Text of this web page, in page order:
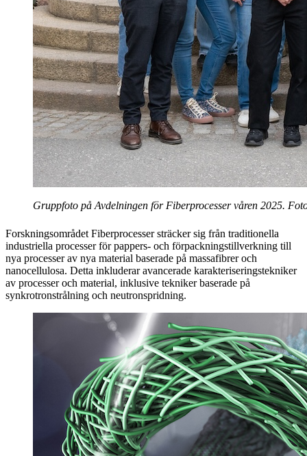
Gruppfoto på Avdelningen för Fiberprocesser våren 2025.
Forskningsområdet Fiberprocesser sträcker sig från traditionella
industriella processer för pappers- och förpackningstillverkning till
nya processer av nya material baserade på massafibrer och
nanocellulosa. Detta inkluderar avancerade karakteriseringstekniker
av processer och material, inklusive tekniker baserade på
synkrotronstrålning och neutronspridning.